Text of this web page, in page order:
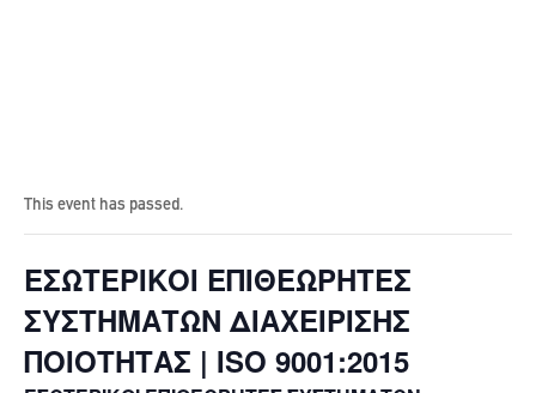
This event has passed.
ΕΣΩΤΕΡΙΚΟΙ ΕΠΙΘΕΩΡΗΤΕΣ
ΣΥΣΤΗΜΑΤΩΝ ΔΙΑΧΕΙΡΙΣΗΣ
ΠΟΙΟΤΗΤΑΣ | ISO 9001:2015